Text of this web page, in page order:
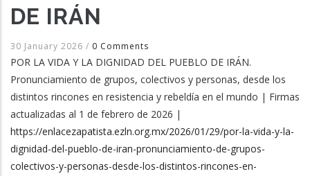
DE IRÁN
30 January 2026 / 0 Comments
POR LA VIDA Y LA DIGNIDAD DEL PUEBLO DE IRÁN.
Pronunciamiento de grupos, colectivos y personas, desde los
distintos rincones en resistencia y rebeldía en el mundo | Firmas
actualizadas al 1 de febrero de 2026 |
https://enlacezapatista.ezln.org.mx/2026/01/29/por-la-vida-y-la-
dignidad-del-pueblo-de-iran-pronunciamiento-de-grupos-
colectivos-y-personas-desde-los-distintos-rincones-en-